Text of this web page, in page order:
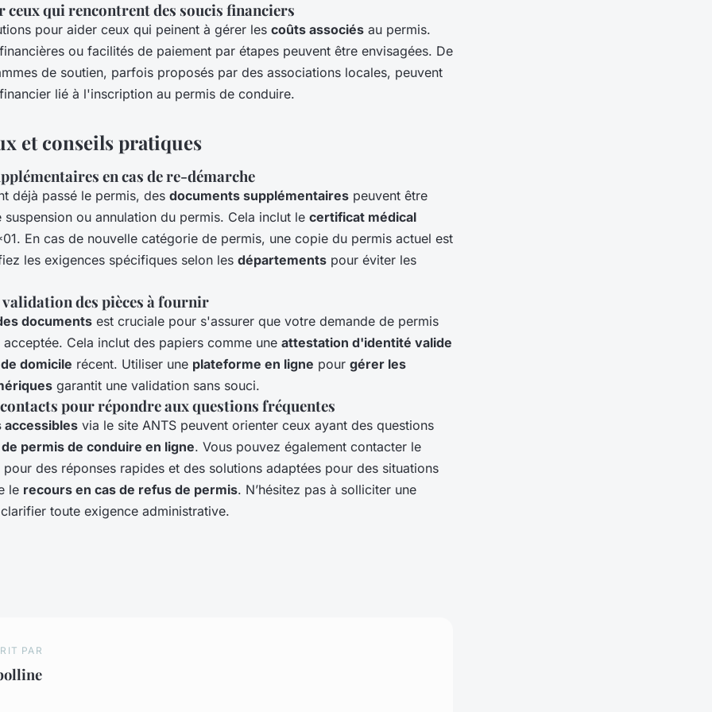
ceux qui rencontrent des soucis financiers
pour aider ceux qui peinent à gérer les coûts associés au permis.
ou facilités de paiement par étapes peuvent être envisagées. De
de soutien, parfois proposés par des associations locales, peuvent
lié à l'inscription au permis de conduire.
et conseils pratiques
en cas de re-démarche
déjà passé le permis, des documents supplémentaires peuvent être
suspension ou annulation du permis. Cela inclut le certificat médical
En cas de nouvelle catégorie de permis, une copie du permis actuel est
les exigences spécifiques selon les départements pour éviter les
des pièces à fournir
documents est cruciale pour s'assurer que votre demande de permis
Cela inclut des papiers comme une attestation d'identité valide
domicile récent. Utiliser une plateforme en ligne pour gérer les
garantit une validation sans souci.
pour répondre aux questions fréquentes
via le site ANTS peuvent orienter ceux ayant des questions
permis de conduire en ligne. Vous pouvez également contacter le
pour des réponses rapides et des solutions adaptées pour des situations
le recours en cas de refus de permis. N’hésitez pas à solliciter une
toute exigence administrative.
PAR